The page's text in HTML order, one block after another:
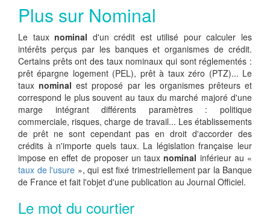
Plus sur Nominal
Le tauxnominal d'un crédit est utilisé pour calculer les
intérêts perçus par les banques et organismes de crédit.
Certains prêts ont des taux nominaux qui sont réglementés :
prêt épargne logement (PEL), prêt à taux zéro (PTZ)... Le
tauxnominalest proposé par les organismes prêteurs et
correspond le plus souvent au taux du marché majoré d'une
marge intégrant différents paramètres : politique
commerciale, risques, charge de travail... Les établissements
de prêt ne sont cependant pas en droit d'accorder des
crédits à n'importe quels taux. La législation française leur
impose en effet de proposer un tauxnominal inférieur au «
taux de l'usure », qui est fixé trimestriellement par la Banque
de France et fait l'objet d'une publication au Journal Officiel.
Le mot du courtier